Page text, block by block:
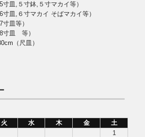
寸皿,５寸鉢,５寸マカイ等）
寸皿,６寸マカイ そばマカイ等）
皿等）
寸皿 等）
（尺皿）
火 水 木 金
土
1